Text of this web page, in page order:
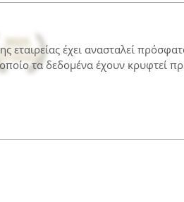
εταιρείας έχει ανασταλεί
τα δεδομένα έχουν κρυφτεί